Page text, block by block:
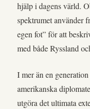
hjälp i dagens värld.
spektrumet använder
egen fot” för att
med både Ryssland
I mer än en
amerikanska
utgöra det ultimata